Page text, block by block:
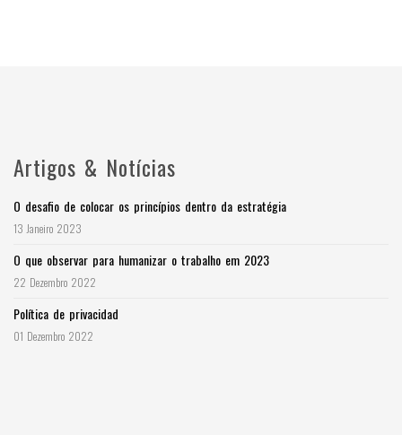
Artigos & Notícias
O desafio de colocar os princípios dentro da estratégia
13 Janeiro 2023
O que observar para humanizar o trabalho em 2023
22 Dezembro 2022
Política de privacidad
01 Dezembro 2022